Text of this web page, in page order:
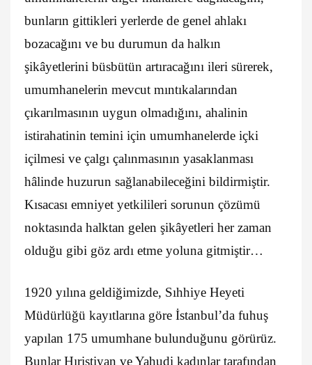
bunların gittikleri yerlerde de genel ahlakı
bozacağını ve bu durumun da halkın
şikâyetlerini büsbütün artıracağını ileri sürerek,
umumhanelerin mevcut mıntıkalarından
çıkarılmasının uygun olmadığını, ahalinin
istirahatinin temini için umumhanelerde içki
içilmesi ve çalgı çalınmasının yasaklanması
hâlinde huzurun sağlanabileceğini bildirmiştir.
Kısacası emniyet yetkilileri sorunun çözümü
noktasında halktan gelen şikâyetleri her zaman
olduğu gibi göz ardı etme yoluna gitmiştir…
1920 yılına geldiğimizde, Sıhhiye Heyeti
Müdürlüğü kayıtlarına göre İstanbul’da fuhuş
yapılan 175 umumhane bulunduğunu görürüz.
Bunlar Hıristiyan ve Yahudi kadınlar tarafından